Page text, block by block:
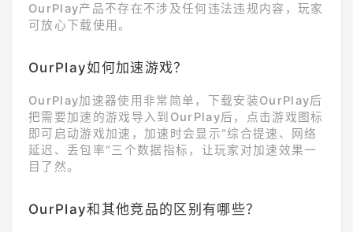
OurPlay产品不存在不涉及任何违法违规内容，玩家
可放心下载使用。
OurPlay如何加速游戏？
OurPlay加速器使用非常简单，下载安装OurPlay后
把需要加速的游戏导入到OurPlay后，点击游戏图标
即可启动游戏加速，加速时会显示“综合提速、网络
延迟、丢包率”三个数据指标，让玩家对加速效果一
目了然。
OurPlay和其他竞品的区别有哪些？